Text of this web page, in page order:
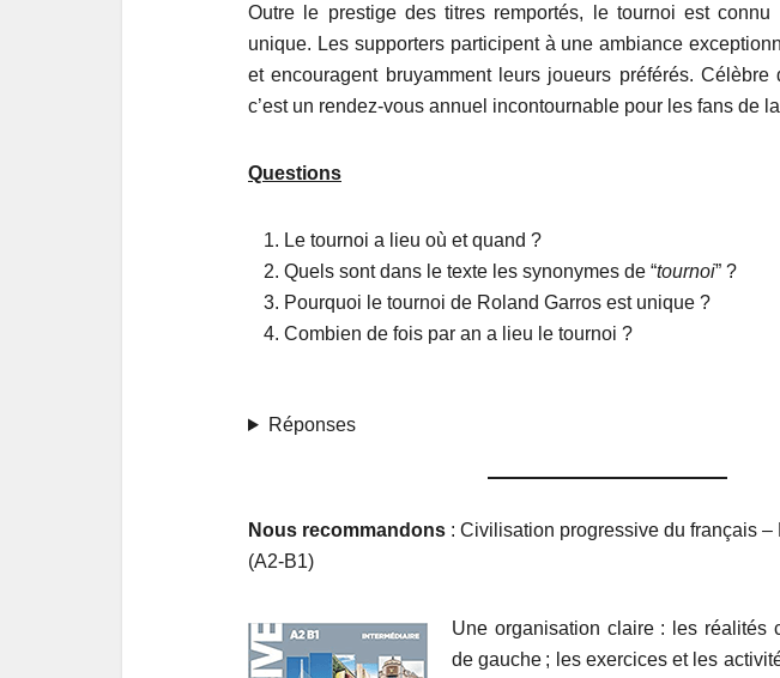
Outre le prestige des titres remportés, le tournoi est connu
unique. Les supporters participent à une ambiance
et encouragent bruyamment leurs joueurs préférés. Célèbre
c’est un rendez-vous annuel incontournable pour les fans de
Questions
Le tournoi a lieu où et quand ?
Quels sont dans le texte les synonymes de “tournoi” ?
Pourquoi le tournoi de Roland Garros est unique ?
Combien de fois par an a lieu le tournoi ?
Réponses
Nous recommandons : Civilisation progressive du français
(A2-B1)
Une organisation claire : les réalités
de gauche ; les exercices et les